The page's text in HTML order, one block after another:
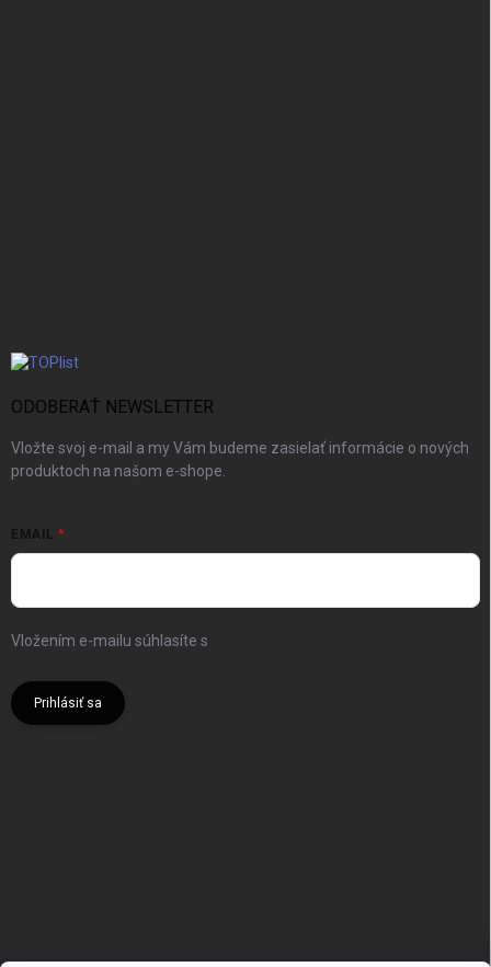
ODOBERAŤ NEWSLETTER
Vložte svoj e-mail a my Vám budeme zasielať informácie o nových
produktoch na našom e-shope.
EMAIL
Vložením e-mailu súhlasíte s
Prihlásiť sa